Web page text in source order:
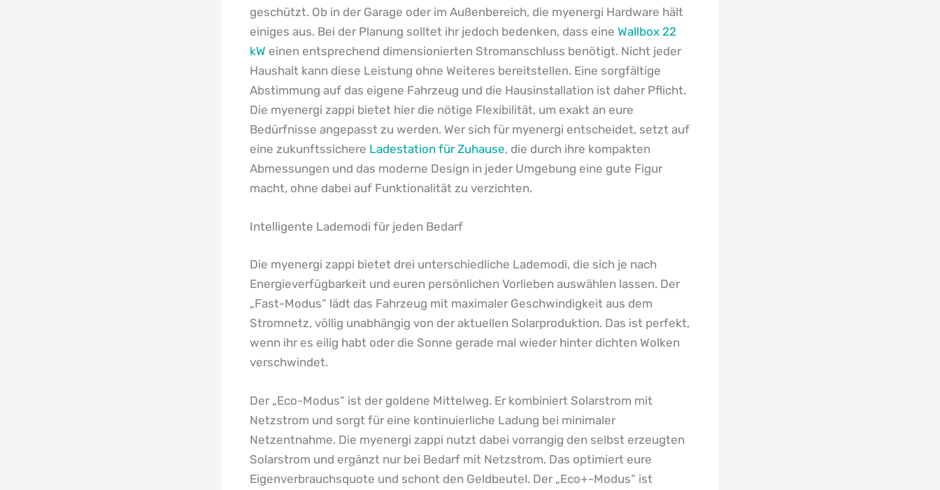
geschützt. Ob in der Garage oder im Außenbereich, die myenergi Hardware hält
einiges aus. Bei der Planung solltet ihr jedoch bedenken, dass eine Wallbox 22
kW einen entsprechend dimensionierten Stromanschluss benötigt. Nicht jeder
Haushalt kann diese Leistung ohne Weiteres bereitstellen. Eine sorgfältige
Abstimmung auf das eigene Fahrzeug und die Hausinstallation ist daher Pflicht.
Die myenergi zappi bietet hier die nötige Flexibilität, um exakt an eure
Bedürfnisse angepasst zu werden. Wer sich für myenergi entscheidet, setzt auf
eine zukunftssichere Ladestation für Zuhause, die durch ihre kompakten
Abmessungen und das moderne Design in jeder Umgebung eine gute Figur
macht, ohne dabei auf Funktionalität zu verzichten.
Intelligente Lademodi für jeden Bedarf
Die myenergi zappi bietet drei unterschiedliche Lademodi, die sich je nach
Energieverfügbarkeit und euren persönlichen Vorlieben auswählen lassen. Der
„Fast-Modus“ lädt das Fahrzeug mit maximaler Geschwindigkeit aus dem
Stromnetz, völlig unabhängig von der aktuellen Solarproduktion. Das ist perfekt,
wenn ihr es eilig habt oder die Sonne gerade mal wieder hinter dichten Wolken
verschwindet.
Der „Eco-Modus“ ist der goldene Mittelweg. Er kombiniert Solarstrom mit
Netzstrom und sorgt für eine kontinuierliche Ladung bei minimaler
Netzentnahme. Die myenergi zappi nutzt dabei vorrangig den selbst erzeugten
Solarstrom und ergänzt nur bei Bedarf mit Netzstrom. Das optimiert eure
Eigenverbrauchsquote und schont den Geldbeutel. Der „Eco+-Modus“ ist